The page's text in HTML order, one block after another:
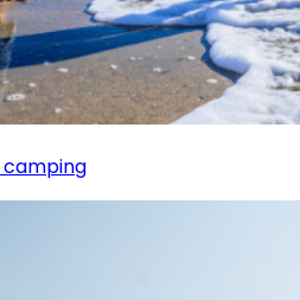
camping